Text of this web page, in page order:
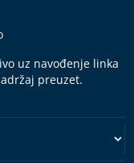
uz navođenje linka
preuzet.